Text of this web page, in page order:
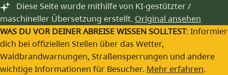
Zum Hauptinhalt springen
Diese Seite wurde mithilfe von KI-gestützter /
maschineller Übersetzung erstellt. Original ansehen
WAS DU VOR DEINER ABREISE WISSEN SOLLTEST:
dich bei offiziellen Stellen über das Wetter,
Waldbrandwarnungen, Straßensperrungen und andere
wichtige Informationen für Besucher. Mehr erfahren.
Cassiar Mountain Jade Store